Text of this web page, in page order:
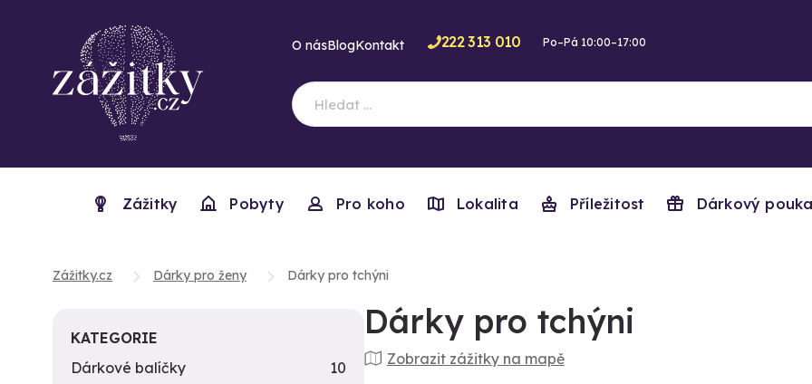
O násBlogKontakt 222 313 010 Po–Pá 10:00–17:00
Zážitky Pobyty Pro koho Lokalita Příležitost Dárkový
Zážitky.cz Dárky pro ženy Dárky pro tchýni
Dárky pro tchýni
Zobrazit zážitky na mapě
KATEGORIE
Dárkové balíčky
10